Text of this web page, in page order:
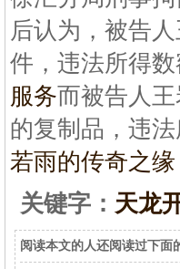
后认为，被告
件，违法所得
服务而被告人
的复制品，违
若雨的传奇之缘
关键字： 天龙
阅读本文的人还阅读过下面